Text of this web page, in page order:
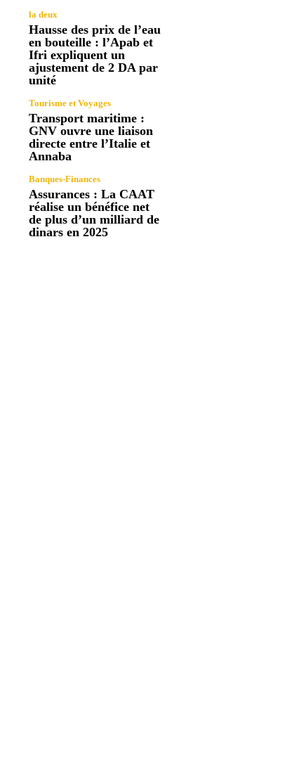
la deux
Hausse des prix de l’eau
en bouteille : l’Apab et
Ifri expliquent un
ajustement de 2 DA par
unité
Tourisme et Voyages
Transport maritime :
GNV ouvre une liaison
directe entre l’Italie et
Annaba
Banques-Finances
Assurances : La CAAT
réalise un bénéfice net
de plus d’un milliard de
dinars en 2025